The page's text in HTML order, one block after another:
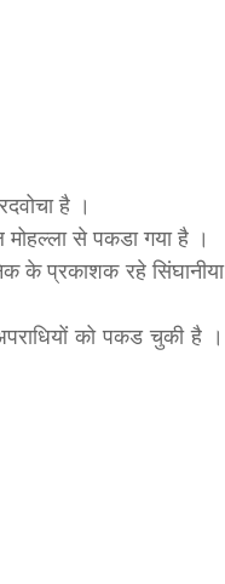
है ।
से पकडा गया है ।
के प्रकाशक रहे सिंघानीया
को पकड चुकी है ।